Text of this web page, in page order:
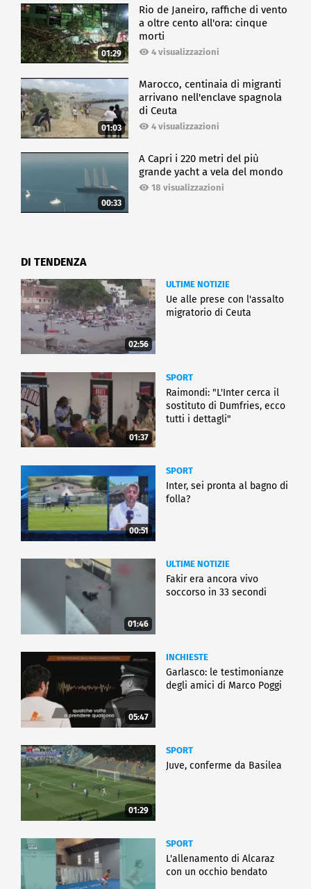
01:29
Rio de Janeiro, raffiche di vento
a oltre cento all'ora: cinque
morti
4 visualizzazioni
01:03
Marocco, centinaia di migranti
arrivano nell'enclave spagnola
di Ceuta
4 visualizzazioni
00:33
A Capri i 220 metri del più
grande yacht a vela del mondo
18 visualizzazioni
DI TENDENZA
02:56
ULTIME NOTIZIE
Ue alle prese con l'assalto
migratorio di Ceuta
01:37
SPORT
Raimondi: "L'Inter cerca il
sostituto di Dumfries, ecco
tutti i dettagli"
00:51
SPORT
Inter, sei pronta al bagno di
folla?
01:46
ULTIME NOTIZIE
Fakir era ancora vivo
soccorso in 33 secondi
05:47
INCHIESTE
Garlasco: le testimonianze
degli amici di Marco Poggi
01:29
SPORT
Juve, conferme da Basilea
SPORT
L'allenamento di Alcaraz
con un occhio bendato